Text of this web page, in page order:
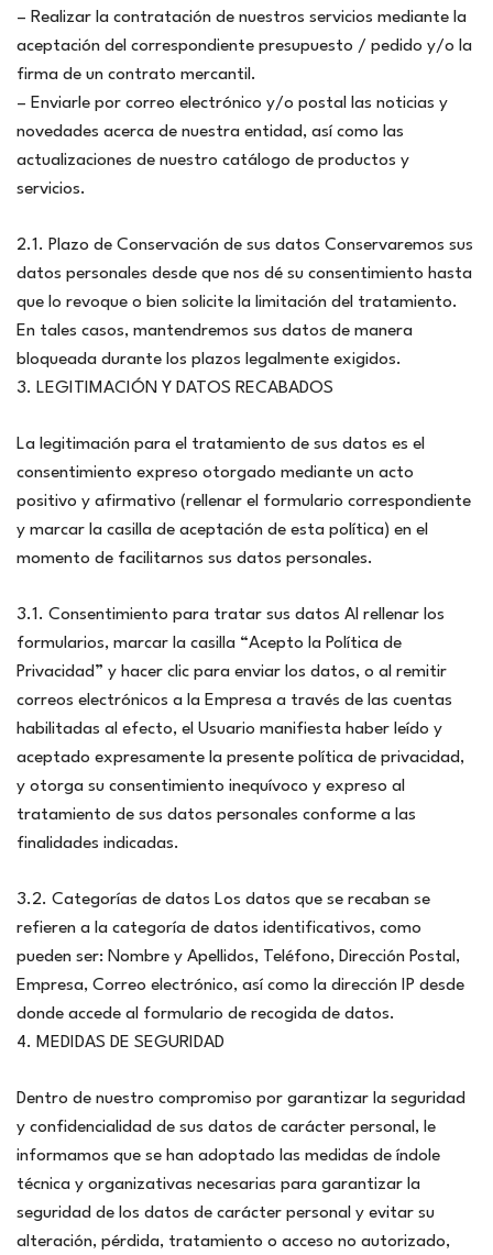
– Realizar la contratación de nuestros servicios mediante la
aceptación del correspondiente presupuesto / pedido y/o la
firma de un contrato mercantil.
– Enviarle por correo electrónico y/o postal las noticias y
novedades acerca de nuestra entidad, así como las
actualizaciones de nuestro catálogo de productos y
servicios.
2.1. Plazo de Conservación de sus datos Conservaremos sus
datos personales desde que nos dé su consentimiento hasta
que lo revoque o bien solicite la limitación del tratamiento.
En tales casos, mantendremos sus datos de manera
bloqueada durante los plazos legalmente exigidos.
3. LEGITIMACIÓN Y DATOS RECABADOS
La legitimación para el tratamiento de sus datos es el
consentimiento expreso otorgado mediante un acto
positivo y afirmativo (rellenar el formulario correspondiente
y marcar la casilla de aceptación de esta política) en el
momento de facilitarnos sus datos personales.
3.1. Consentimiento para tratar sus datos Al rellenar los
formularios, marcar la casilla “Acepto la Política de
Privacidad” y hacer clic para enviar los datos, o al remitir
correos electrónicos a la Empresa a través de las cuentas
habilitadas al efecto, el Usuario manifiesta haber leído y
aceptado expresamente la presente política de privacidad,
y otorga su consentimiento inequívoco y expreso al
tratamiento de sus datos personales conforme a las
finalidades indicadas.
3.2. Categorías de datos Los datos que se recaban se
refieren a la categoría de datos identificativos, como
pueden ser: Nombre y Apellidos, Teléfono, Dirección Postal,
Empresa, Correo electrónico, así como la dirección IP desde
donde accede al formulario de recogida de datos.
4. MEDIDAS DE SEGURIDAD
Dentro de nuestro compromiso por garantizar la seguridad
y confidencialidad de sus datos de carácter personal, le
informamos que se han adoptado las medidas de índole
técnica y organizativas necesarias para garantizar la
seguridad de los datos de carácter personal y evitar su
alteración, pérdida, tratamiento o acceso no autorizado,